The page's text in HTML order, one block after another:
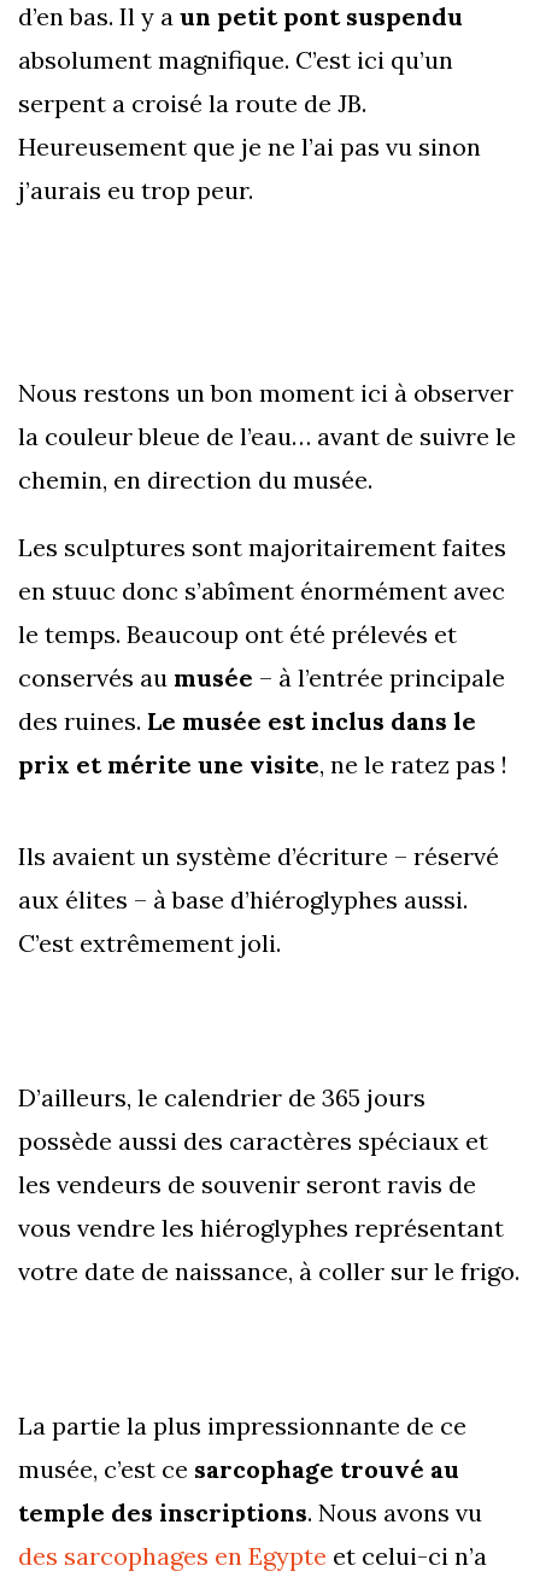
d’en bas. Il y a un petit pont suspendu
absolument magnifique. C’est ici qu’un
serpent a croisé la route de JB.
Heureusement que je ne l’ai pas vu sinon
j’aurais eu trop peur.
Nous restons un bon moment ici à observer
la couleur bleue de l’eau… avant de suivre le
chemin, en direction du musée.
Les sculptures sont majoritairement faites
en stuuc donc s’abîment énormément avec
le temps. Beaucoup ont été prélevés et
conservés au musée – à l’entrée principale
des ruines. Le musée est inclus dans le
prix et mérite une visite, ne le ratez pas !
Ils avaient un système d’écriture – réservé
aux élites – à base d’hiéroglyphes aussi.
C’est extrêmement joli.
D’ailleurs, le calendrier de 365 jours
possède aussi des caractères spéciaux et
les vendeurs de souvenir seront ravis de
vous vendre les hiéroglyphes représentant
votre date de naissance, à coller sur le frigo.
La partie la plus impressionnante de ce
musée, c’est ce sarcophage trouvé au
temple des inscriptions. Nous avons vu
des sarcophages en Egypte et celui-ci n’a